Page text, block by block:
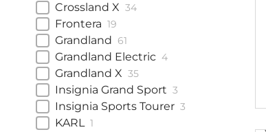
Crossland X 34
Frontera 19
Grandland 61
Grandland Electric 4
Grandland X 35
Insignia Grand Sport 3
Insignia Sports Tourer 3
KARL 1